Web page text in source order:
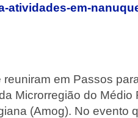
atividades-em-
em Passos
Microrregião do Médio
(Amog). No evento